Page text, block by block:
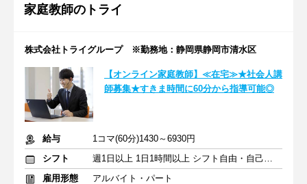
家庭教師のトライ
株式会社トライグループ ※勤務地：静岡県静岡市清水区
【オンライン家庭教師】≪在宅≫★社会人講
師募集★すきま時間に60分から指導可能◎
給与
1コマ(60分)1430～6930円
シフト
週1日以上 1日1時間以上 シフト自由・自己申告
雇用形態
アルバイト・パート